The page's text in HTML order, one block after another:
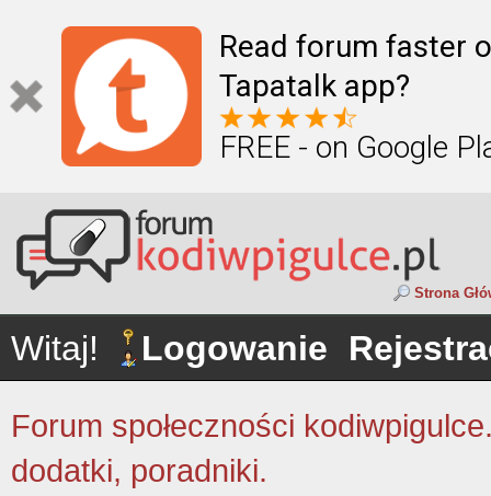
Read forum faster
Tapatalk app?
FREE - on Google
Strona
Witaj! Logowanie
Forum społeczności
dodatki, poradniki.